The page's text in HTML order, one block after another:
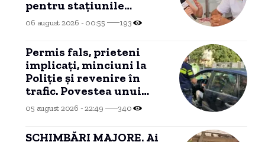
pentru stațiunile
MANGALIEI
06 august 2026 - 00:55 193
Permis fals, prieteni
implicați, minciuni la
Poliție și revenire în
trafic. Povestea unui
șofer arestat la
Constanța.
05 august 2026 - 22:49 340
SCHIMBĂRI MAJORE. Ai